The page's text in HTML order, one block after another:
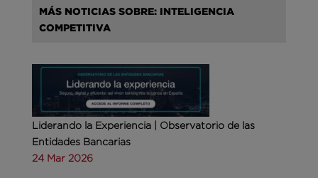
MÁS NOTICIAS SOBRE: INTELIGENCIA
COMPETITIVA
Liderando la Experiencia | Observatorio de las
Entidades Bancarias
24 Mar 2026